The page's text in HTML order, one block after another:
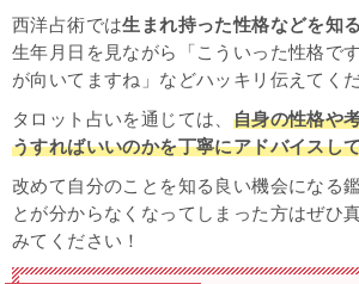
西洋占術では生まれ持った性格などを知
生年月日を見ながら「こういった性格で
が向いてますね」などハッキリ伝えてく
タロット占いを通じては、 自身の性格や
うすればいいのかを丁寧にアドバイスし
改めて自分のことを知る良い機会になる
とが分からなくなってしまった方はぜひ
みてください！